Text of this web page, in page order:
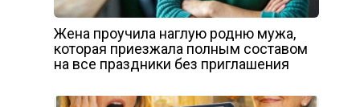
Жена проучила наглую родню мужа,
которая приезжала полным составом
на все праздники без приглашения